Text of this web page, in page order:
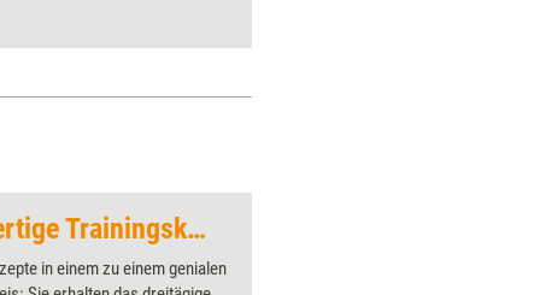
Angebot: 2 einsatzfertige Trainingskonzepte 'Projektmanagement’ zum Sonderpreis
in einem zu einem genialen